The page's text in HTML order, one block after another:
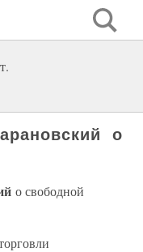
о
о свободной